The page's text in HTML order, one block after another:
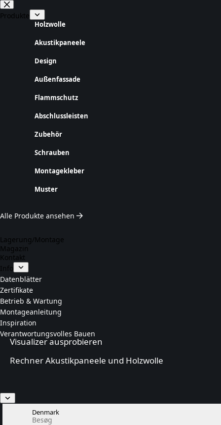
Zum
Inhalt
springen
Produkte
Holzwolle
Akustikpaneele
Design
Außenfassade
Flammschutz
Abschlussleisten
Zubehör
Schrauben
Montagekleber
Muster
Alle Produkte ansehen
Lagerung/Montage
Magazin
Kontakt
Info
Datenblätter
Zertifikate
Betrieb & Wartung
Montageanleitung
Inspiration
Verantwortungsvolles Bauen
Visualizer ausprobieren
Rechner Akustikpaneele und Holzwolle
Denmark
Besøg